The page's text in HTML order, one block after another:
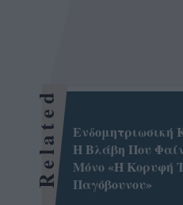
Related
Ενδομητριωσική
Η Βλάβη Που
Μόνο «Η Κορυφή
Παγόβουνου»